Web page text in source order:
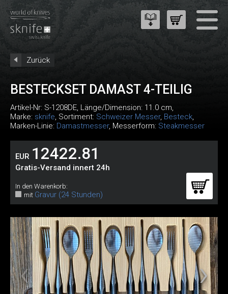
Zurück
BESTECKSET DAMAST 4-TEILIG
Artikel-Nr: S-1208DE, Länge/Dimension: 11.0 cm,
Marke: sknife, Sortiment: Schweizer Messer, Besteck,
Marken-Linie: Damastmesser, Messerform: Steakmesser
EUR 12422.81
Gratis-Versand innert 24h
In den Warenkorb:
mit Gravur (24 Stunden)